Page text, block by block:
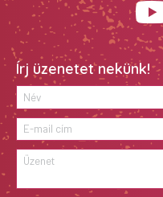
Írj üzenetet nekünk!